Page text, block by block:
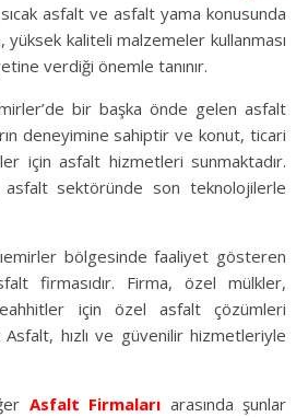
asfalt ve asfalt yama konusunda
yüksek kaliteli malzemeler kullanması
verdiği önemle tanınır.
bir başka önde gelen asfalt
deneyimine sahiptir ve konut, ticari
için asfalt hizmetleri sunmaktadır.
asfalt sektöründe son teknolojilerle
bölgesinde faaliyet gösteren
firmasıdır. Firma, özel mülkler,
için özel asfalt çözümleri
Asfalt, hızlı ve güvenilir hizmetleriyle
Asfalt Firmaları arasında şunlar